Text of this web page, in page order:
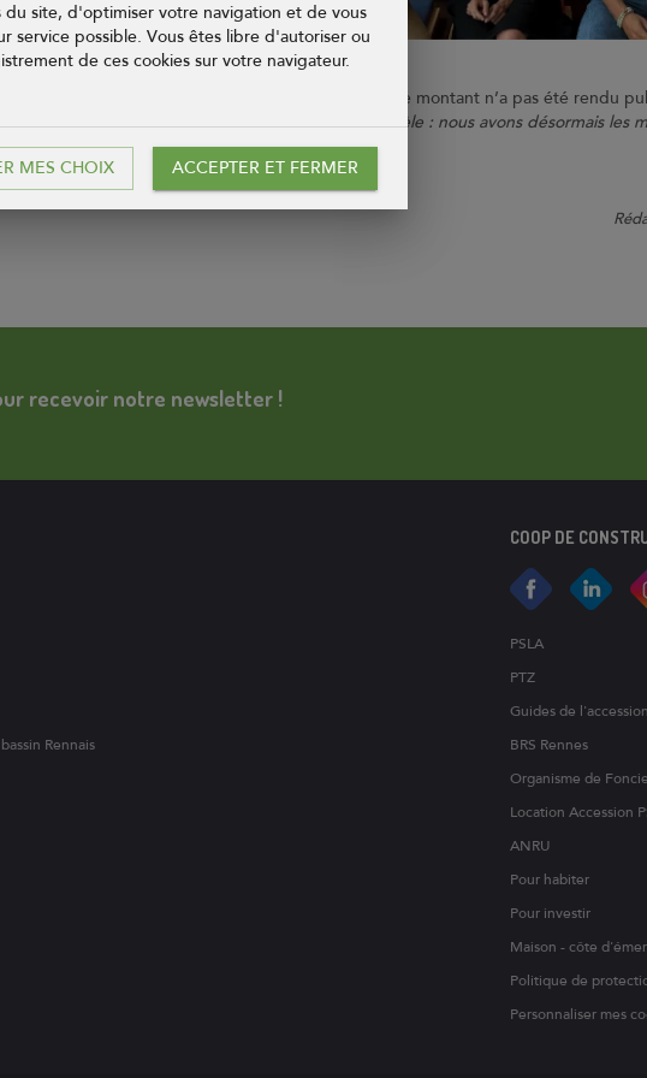
que ces lignes de financements structurés (dont le montant n’a pas été rendu
notre indépendance et nous préservons notre modèle : nous avons désormais les
général.
en conjuguant ambition et sécurité.
recevoir notre newsletter !
Rennais
COOP DE
PSLA
PTZ
Guides de l'accession
BRS Rennes
Organisme de
Location Accession
ANRU
Pour habiter
Pour investir
Maison - côte
Politique de
Personnaliser mes
du site, d'optimiser votre navigation et de vous
service possible. Vous êtes libre d'autoriser ou
de ces cookies sur votre navigateur.
MES CHOIX ACCEPTER ET FERMER